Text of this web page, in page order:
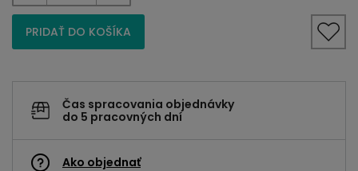
PRIDAŤ DO KOŠÍKA
Čas spracovania objednávky
do 5 pracovných dní
Ako objednať